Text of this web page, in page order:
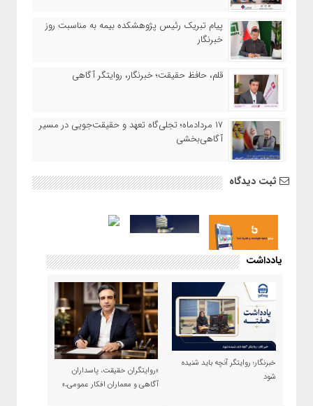
پیام تبریک رئیس پژوهشکده بیمه به مناسبت روز
خبرنگار
قلم، حافظ حقیقت؛ خبرنگار، روایتگر آگاهی
۱۷ مردادماه‌؛ تجلی‌گاه تعهد و حقیقت‌جویی در مسیر
آگاهی‌بخشی
ثبت دیدگاه
یادداشت
خبرنگار؛ روایتگر آنچه باید شنیده
شود
«روایتگران حقیقت، پاسداران
آگاهی و معماران افکار عمومی،»